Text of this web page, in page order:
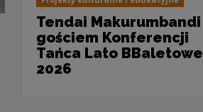
Tendai Makurumbandi
gościem Konferencji
Tańca Lato BBaletowe
2026